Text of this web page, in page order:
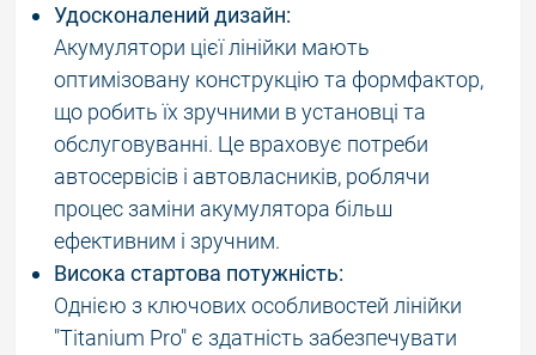
Удосконалений дизайн:
Акумулятори цієї лінійки мають
оптимізовану конструкцію та формфактор,
що робить їх зручними в установці та
обслуговуванні. Це враховує потреби
автосервісів і автовласників, роблячи
процес заміни акумулятора більш
ефективним і зручним.
Висока стартова потужність:
Однією з ключових особливостей лінійки
"Titanium Pro" є здатність забезпечувати